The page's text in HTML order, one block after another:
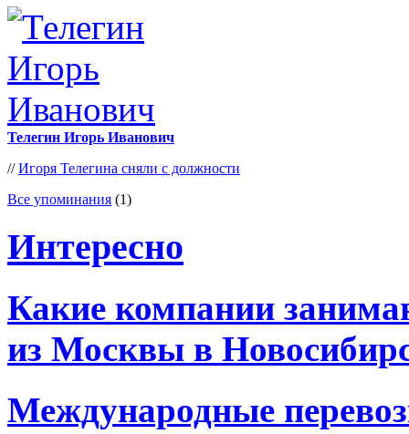
Телегин Игорь Иванович
//Игоря Телегина сняли с должности
Все упоминания (1)
Интересно
Какие компании
из Москвы в
Международные